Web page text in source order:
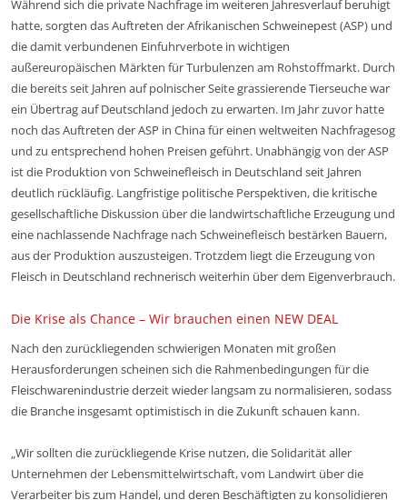
Während sich die private Nachfrage im weiteren Jahresverlauf beruhigt
hatte, sorgten das Auftreten der Afrikanischen Schweinepest (ASP) und
die damit verbundenen Einfuhrverbote in wichtigen
außereuropäischen Märkten für Turbulenzen am Rohstoffmarkt. Durch
die bereits seit Jahren auf polnischer Seite grassierende Tierseuche war
ein Übertrag auf Deutschland jedoch zu erwarten. Im Jahr zuvor hatte
noch das Auftreten der ASP in China für einen weltweiten Nachfragesog
und zu entsprechend hohen Preisen geführt. Unabhängig von der ASP
ist die Produktion von Schweinefleisch in Deutschland seit Jahren
deutlich rückläufig. Langfristige politische Perspektiven, die kritische
gesellschaftliche Diskussion über die landwirtschaftliche Erzeugung und
eine nachlassende Nachfrage nach Schweinefleisch bestärken Bauern,
aus der Produktion auszusteigen. Trotzdem liegt die Erzeugung von
Fleisch in Deutschland rechnerisch weiterhin über dem Eigenverbrauch.
Die Krise als Chance – Wir brauchen einen NEW DEAL
Nach den zurückliegenden schwierigen Monaten mit großen
Herausforderungen scheinen sich die Rahmenbedingungen für die
Fleischwarenindustrie derzeit wieder langsam zu normalisieren, sodass
die Branche insgesamt optimistisch in die Zukunft schauen kann.
„Wir sollten die zurückliegende Krise nutzen, die Solidarität aller
Unternehmen der Lebensmittelwirtschaft, vom Landwirt über die
Verarbeiter bis zum Handel, und deren Beschäftigten zu konsolidieren